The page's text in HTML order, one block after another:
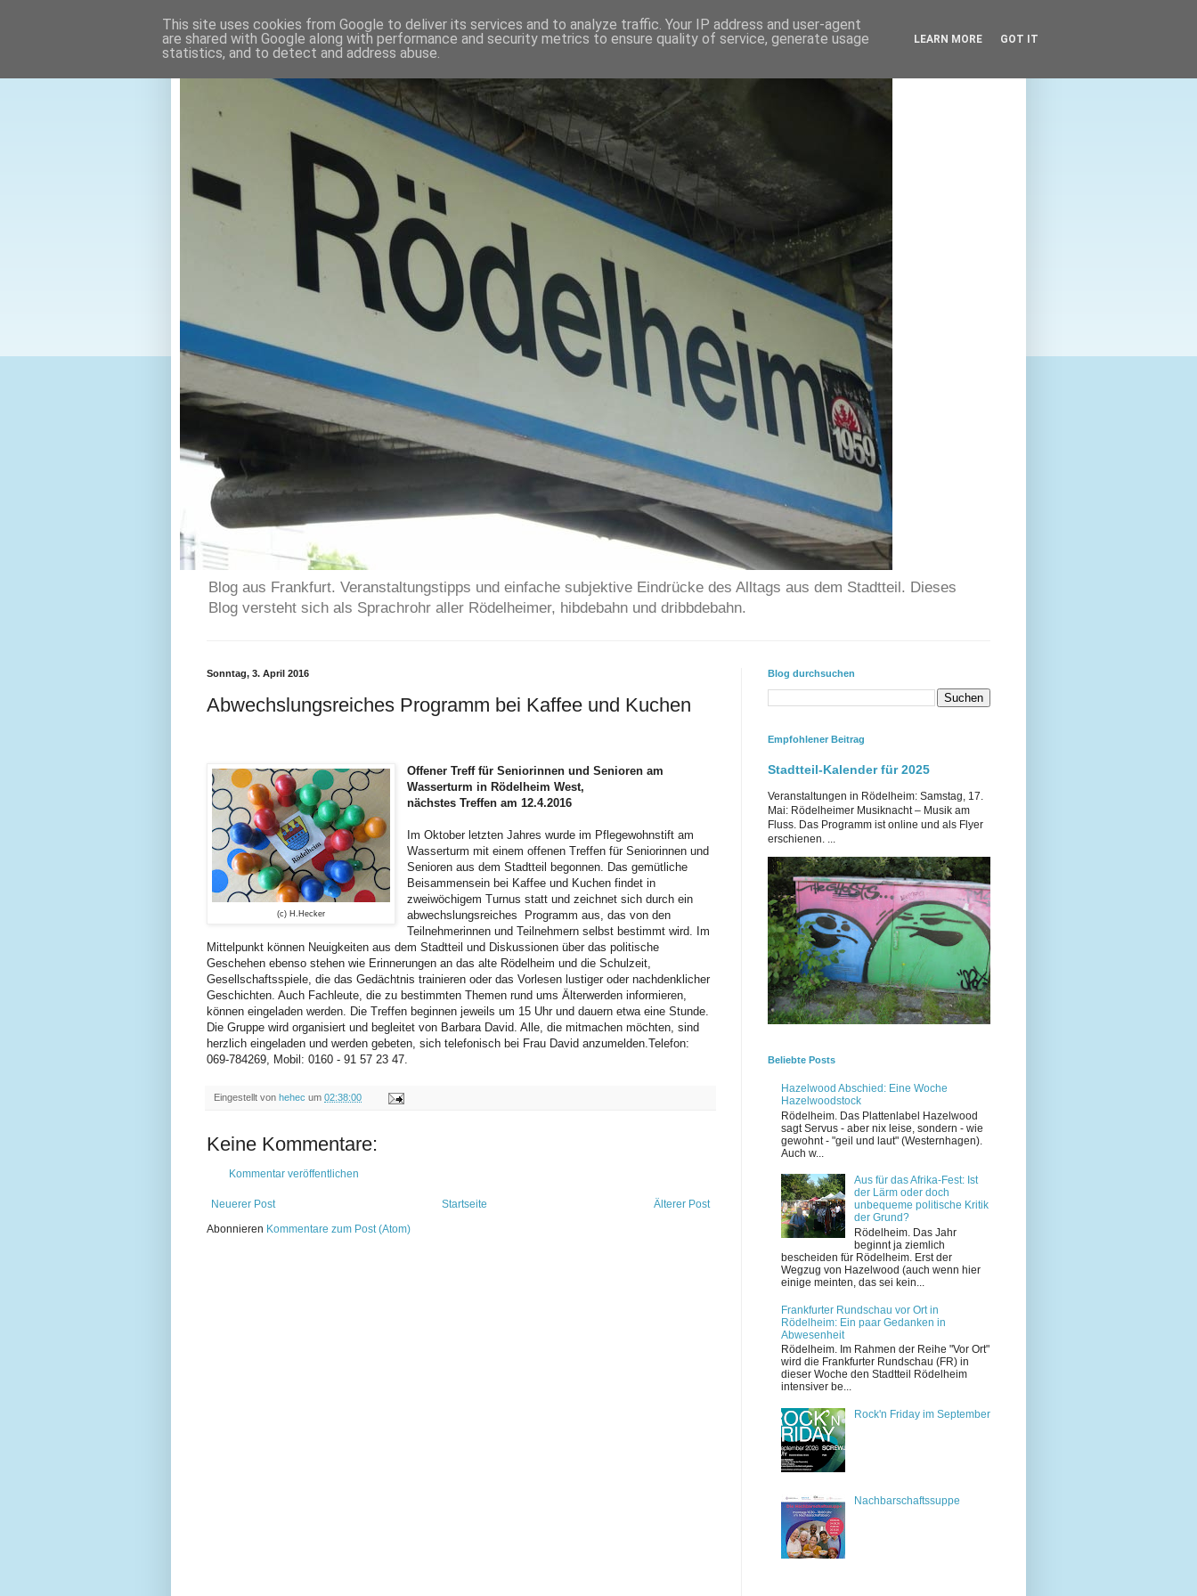
Blog aus Frankfurt. Veranstaltungstipps und einfache subjektive Eindrücke des Alltags aus dem Stadtteil. Dieses
Blog versteht sich als Sprachrohr aller Rödelheimer, hibdebahn und dribbdebahn.
Sonntag, 3. April 2016
Abwechslungsreiches Programm bei Kaffee und Kuchen
(c) H.Hecker
Offener Treff für Seniorinnen und Senioren am
Wasserturm in Rödelheim West,
nächstes Treffen am 12.4.2016
Im Oktober letzten Jahres wurde im Pflegewohnstift am
Wasserturm mit einem offenen Treffen für Seniorinnen und
Senioren aus dem Stadtteil begonnen. Das gemütliche
Beisammensein bei Kaffee und Kuchen findet in
zweiwöchigem Turnus statt und zeichnet sich durch ein
abwechslungsreiches Programm aus, das von den
Teilnehmerinnen und Teilnehmern selbst bestimmt wird. Im
Mittelpunkt können Neuigkeiten aus dem Stadtteil und Diskussionen über das politische
Geschehen ebenso stehen wie Erinnerungen an das alte Rödelheim und die Schulzeit,
Gesellschaftsspiele, die das Gedächtnis trainieren oder das Vorlesen lustiger oder nachdenklicher
Geschichten. Auch Fachleute, die zu bestimmten Themen rund ums Älterwerden informieren,
können eingeladen werden. Die Treffen beginnen jeweils um 15 Uhr und dauern etwa eine Stunde.
Die Gruppe wird organisiert und begleitet von Barbara David. Alle, die mitmachen möchten, sind
herzlich eingeladen und werden gebeten, sich telefonisch bei Frau David anzumelden.Telefon:
069-784269, Mobil: 0160 - 91 57 23 47.
Eingestellt von hehec um 02:38:00
Keine Kommentare:
Kommentar veröffentlichen
Neuerer Post Älterer Post
Startseite
Abonnieren Kommentare zum Post (Atom)
Blog durchsuchen
Empfohlener Beitrag
Stadtteil-Kalender für 2025
Veranstaltungen in Rödelheim: Samstag, 17.
Mai: Rödelheimer Musiknacht – Musik am
Fluss. Das Programm ist online und als Flyer
erschienen. ...
Beliebte Posts
Hazelwood Abschied: Eine Woche
Hazelwoodstock
Rödelheim. Das Plattenlabel Hazelwood
sagt Servus - aber nix leise, sondern - wie
gewohnt - "geil und laut" (Westernhagen).
Auch w...
Aus für das Afrika-Fest: Ist
der Lärm oder doch
unbequeme politische Kritik
der Grund?
Rödelheim. Das Jahr
beginnt ja ziemlich
bescheiden für Rödelheim. Erst der
Wegzug von Hazelwood (auch wenn hier
einige meinten, das sei kein...
Frankfurter Rundschau vor Ort in
Rödelheim: Ein paar Gedanken in
Abwesenheit
Rödelheim. Im Rahmen der Reihe "Vor Ort"
wird die Frankfurter Rundschau (FR) in
dieser Woche den Stadtteil Rödelheim
intensiver be...
Rock'n Friday im September
Nachbarschaftssuppe
This site uses cookies from Google to deliver its services and to analyze traffic. Your IP address and user-agent
are shared with Google along with performance and security metrics to ensure quality of service, generate usage
statistics, and to detect and address abuse.
LEARN MORE GOT IT